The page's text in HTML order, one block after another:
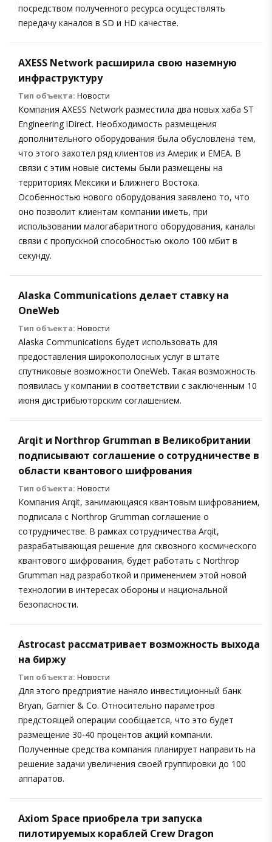
посредством полученного ресурса осуществлять
передачу каналов в SD и HD качестве.
AXESS Network расширила свою наземную
инфраструктуру
Тип объекта: Новости
Компания AXESS Network разместила два новых хаба ST
Engineering iDirect. Необходимость размещения
дополнительного оборудования была обусловлена тем,
что этого захотел ряд клиентов из Америк и EMEA. В
связи с этим новые системы были размещены на
территориях Мексики и Ближнего Востока.
Особенностью нового оборудования заявлено то, что
оно позволит клиентам компании иметь, при
использовании малогабаритного оборудования, каналы
связи с пропускной способностью около 100 мбит в
секунду.
Alaska Communications делает ставку на
OneWeb
Тип объекта: Новости
Alaska Communications будет использовать для
предоставления широкополосных услуг в штате
спутниковые возможности OneWeb. Такая возможность
появилась у компании в соответствии с заключенным 10
июня дистрибьюторским соглашением.
Arqit и Northrop Grumman в Великобритании
подписывают соглашение о сотрудничестве в
области квантового шифрования
Тип объекта: Новости
Компания Arqit, занимающаяся квантовым шифрованием,
подписала с Northrop Grumman соглашение о
сотрудничестве. В рамках сотрудничества Arqit,
разрабатывающая решение для сквозного космического
квантового шифрования, будет работать с Northrop
Grumman над разработкой и применением этой новой
технологии в интересах обороны и национальной
безопасности.
Astrocast рассматривает возможность выхода
на биржу
Тип объекта: Новости
Для этого предприятие наняло инвестиционный банк
Bryan, Garnier & Co. Относительно параметров
предстоящей операции сообщается, что это будет
размещение 30-40 процентов акций компании.
Полученные средства компания планирует направить на
решение задачи увеличения своей группировки до 100
аппаратов.
Axiom Space приобрела три запуска
пилотируемых кораблей Crew Dragon